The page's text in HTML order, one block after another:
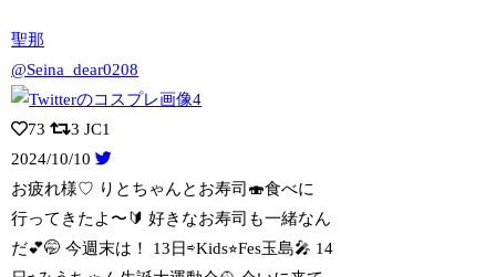
聖那
@Seina_dear0208
73 3 JC1
2024/10/10
お疲れ様♡ りとちゃんとお寿司🍣食べに
行ってきたよ〜🔰 好きなお寿司も一緒なん
だ💕🤭 今週末は！ 13日⇨Kids⭐︎Fes玉島🎤 14